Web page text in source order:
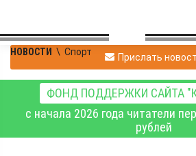
НОВОСТИ \ Спорт Прислать
ФОНД ПОДДЕРЖКИ САЙТА
с начала 2026 года читатели
рублей